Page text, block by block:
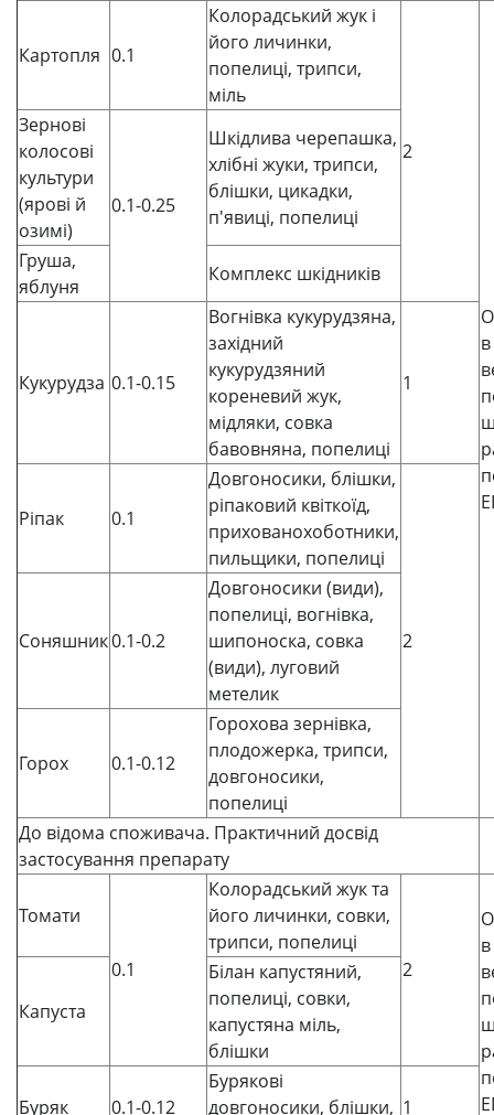
Картопля 0.1
Колорадський жук і
його личинки,
попелиці, трипси,
міль
2
Зернові
колосові
культури
(ярові й
озимі)
0.1-0.25
Шкідлива черепашка,
хлібні жуки, трипси,
блішки, цикадки,
п'явиці, попелиці
Груша,
яблуня
Комплекс шкідників
Кукурудза 0.1-0.15
Вогнівка кукурудзяна,
західний
кукурудзяний
кореневий жук,
мідляки, совка
бавовняна, попелиці
1
Ріпак 0.1
Довгоносики, блішки,
ріпаковий квіткоїд,
прихованохоботники,
пильщики, попелиці
2
Соняшник0.1-0.2
Довгоносики (види),
попелиці, вогнівка,
шипоноска, совка
(види), луговий
метелик
Горох 0.1-0.12
Горохова зернівка,
плодожерка, трипси,
довгоносики,
попелиці
До відома споживача. Практичний досвід
застосування препарату
Томати
0.1
Колорадський жук та
його личинки, совки,
трипси, попелиці
2
Капуста
Білан капустяний,
попелиці, совки,
капустяна міль,
блішки
Буряк 0.1-0.12
Бурякові
довгоносики, блішки, 1